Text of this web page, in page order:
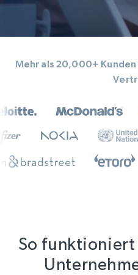
Mehr als 20,000+
So